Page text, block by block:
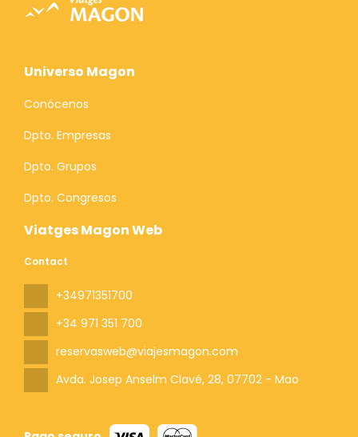
Viatges Magon Web
Contact
+34971351700
+34 971 351 700
reservasweb@viajesmagon.com
Avda. Josep Anselm Clavé, 28, 07702 - Mao
Universo Magon
Conócenos
Dpto. Empresas
Dpto. Grupos
Dpto. Congresos